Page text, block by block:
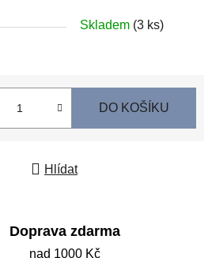
Skladem (3 ks)
DO KOŠÍKU
Hlídat
Doprava zdarma
nad 1000 Kč